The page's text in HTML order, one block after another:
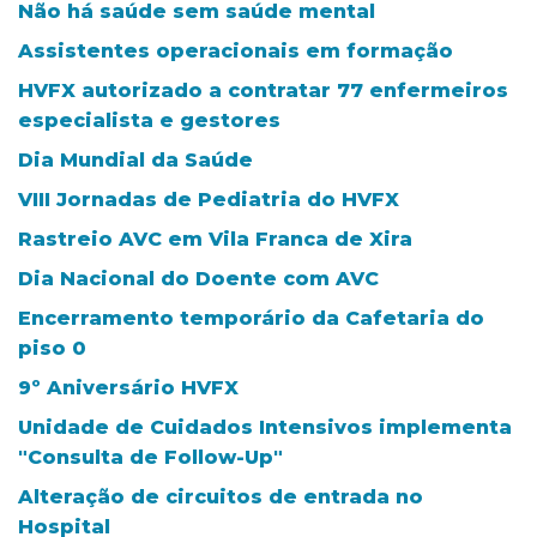
Não há saúde sem saúde mental
Assistentes operacionais em formação
HVFX autorizado a contratar 77 enfermeiros
especialista e gestores
Dia Mundial da Saúde
VIII Jornadas de Pediatria do HVFX
Rastreio AVC em Vila Franca de Xira
Dia Nacional do Doente com AVC
Encerramento temporário da Cafetaria do
piso 0
9º Aniversário HVFX
Unidade de Cuidados Intensivos implementa
"Consulta de Follow-Up"
Alteração de circuitos de entrada no
Hospital